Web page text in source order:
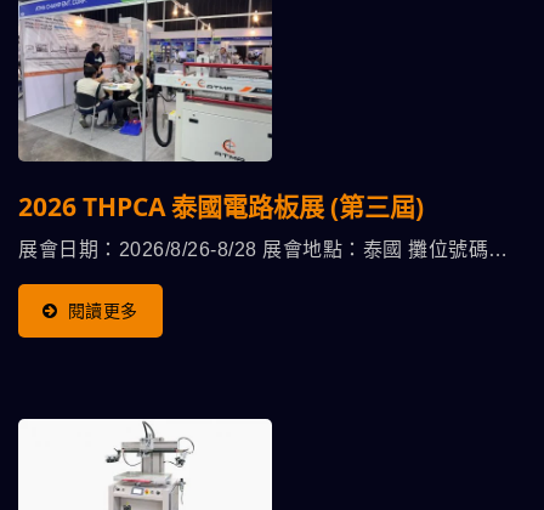
2026 THPCA 泰國電路板展 (第三屆)
展會日期：2026/8/26-8/28 展會地點：泰國 攤位號碼：
待公佈
閱讀更多